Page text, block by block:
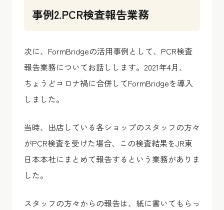
事例2.PCR検査報告業務
次に、FormBridgeの活用事例として、PCR検査
報告業務についてお話しします。2021年4月、
ちょうどコロナ禍に合併してFormBridgeを導入
しました。
当時、出店している各ショップのスタッフの方々
がPCR検査を受けた場合、この検査結果をJR東
日本本社にまとめて報告するという業務がありま
した。
スタッフの方々からの報告は、紙に書いてもらっ